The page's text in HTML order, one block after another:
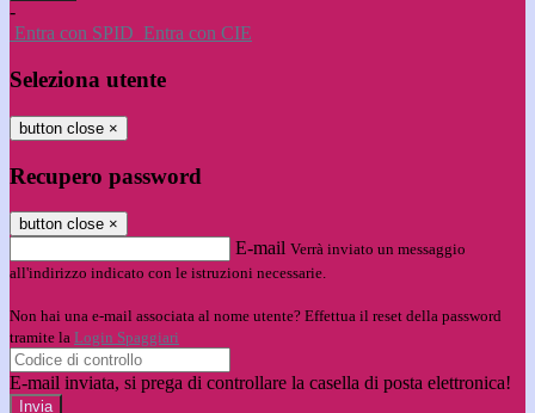
-
Entra con SPID Entra con CIE
Seleziona utente
button close ×
Recupero password
button close ×
E-mail Verrà inviato un messaggio
all'indirizzo indicato con le istruzioni necessarie.
Non hai una e-mail associata al nome utente? Effettua il reset della password
tramite la Login Spaggiari
E-mail inviata, si prega di controllare la casella di posta elettronica!